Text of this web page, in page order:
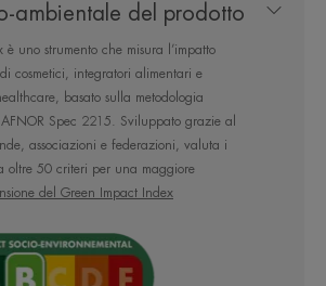
rimuove il trucco, purifica
e sebo in eccesso
e il sebo in eccesso
ambientale del prodotto
è uno strumento che misura l’impatto
cosmetici, integratori alimentari e
basato sulla metodologia
Spec 2215. Sviluppato grazie al
associazioni e federazioni, valuta i
oltre 50 criteri per una maggiore
del Green Impact Index